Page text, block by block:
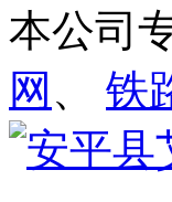
本公司
网 、 铁